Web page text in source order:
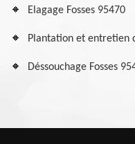
Elagage Fosses 95470
Plantation et entretien
Déssouchage Fosses